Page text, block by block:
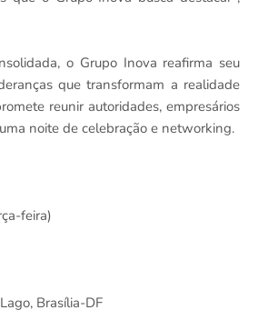
o Grupo Inova reafirma seu
que transformam a realidade
reunir autoridades, empresários
noite de celebração e networking.
feira)
Brasília-DF